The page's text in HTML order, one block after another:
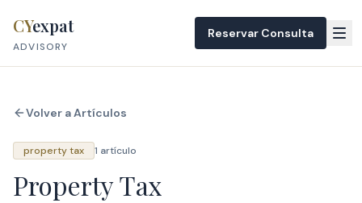
CYexpat
ADVISORY
Reservar Consulta
Volver a Artículos
property tax 1 artículo
Property Tax